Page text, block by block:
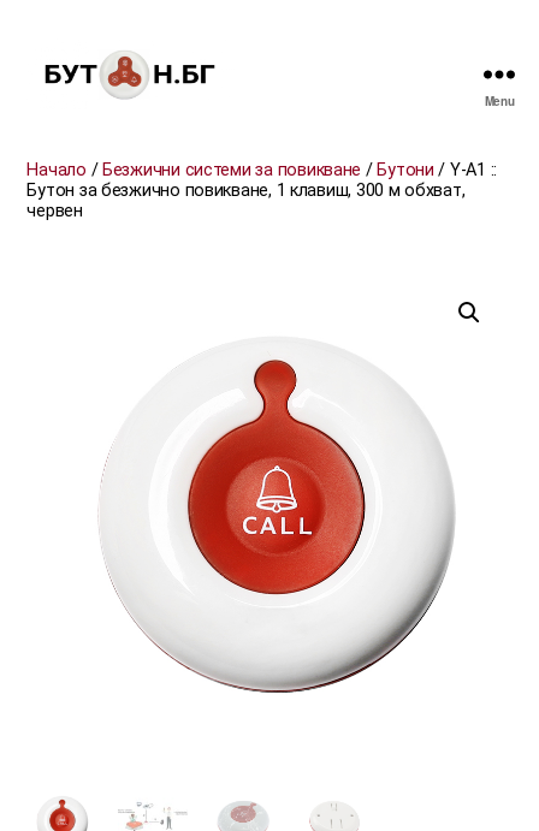
Menu
Начало / Безжични системи за повикване / Бутони / Y-A1 ::
Бутон за безжично повикване, 1 клавиш, 300 м обхват,
червен